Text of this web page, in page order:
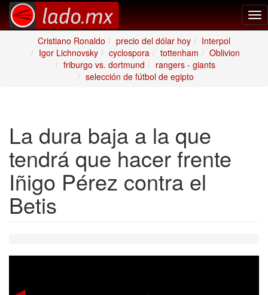
Cristiano Ronaldo
precio del dólar hoy
Interpol
Igor Lichnovsky
cyclospora tottenham
Oblivion
friburgo vs. dortmund
rangers - giants
selección de fútbol de egipto
La dura baja a la que
tendrá que hacer frente
Iñigo Pérez contra el
Betis